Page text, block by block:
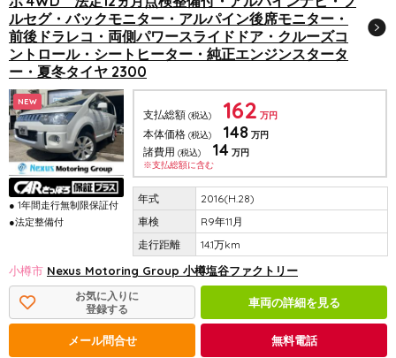
ルセグ・バックモニター・アルパイン後席モニター・
前後ドラレコ・両側パワースライドドア・クルーズコ
ントロール・シートヒーター・純正エンジンスタータ
ー・夏冬タイヤ 2300
NEW
● 1年間走行無制限保証付
●法定整備付
支払総額 (税込) 162 万円
本体価格 (税込) 148 万円
諸費用 (税込) 14 万円
※支払総額に含む
2016(H.28)
R9年11月
14.1万km
小樽市 Nexus Motoring Group 小樽塩谷ファクトリー
お気に入りに
登録する
車両の詳細を見る
メール問合せ 無料電話